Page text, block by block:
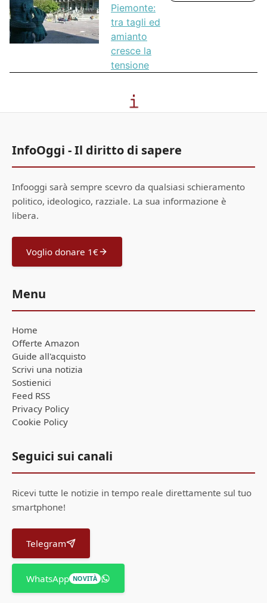
Piemonte:
tra tagli ed
amianto
cresce la
tensione
InfoOggi - Il diritto di sapere
Infooggi sarà sempre scevro da qualsiasi schieramento
politico, ideologico, razziale. La sua informazione è
libera.
Voglio donare 1€
Menu
Home
Offerte Amazon
Guide all'acquisto
Scrivi una notizia
Sostienici
Feed RSS
Privacy Policy
Cookie Policy
Seguici sui canali
Ricevi tutte le notizie in tempo reale direttamente sul tuo
smartphone!
Telegram
WhatsApp NOVITÀ